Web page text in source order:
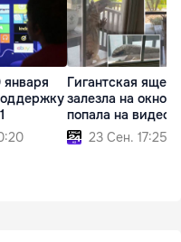
января
Гигантская
залезла на окно и
попала на видео
23 Сен. 17:25